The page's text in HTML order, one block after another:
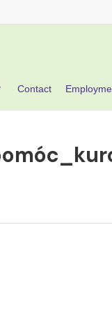
Contact